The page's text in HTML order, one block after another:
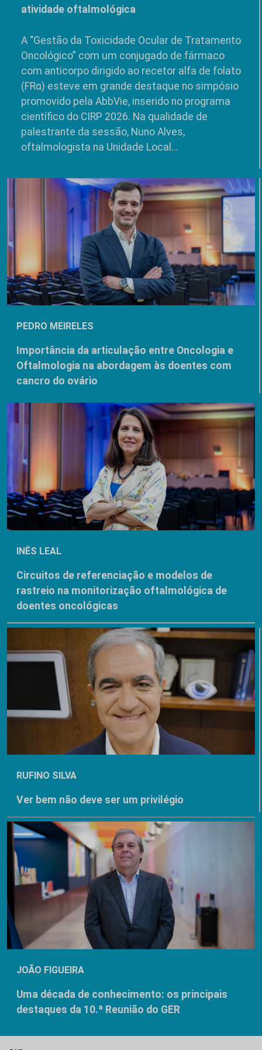
atividade oftalmológica
A “Gestão da Toxicidade Ocular de Tratamento
Oncológico” com um conjugado de fármaco
com anticorpo dirigido ao recetor alfa de folato
(FRα) esteve em grande destaque no simpósio
promovido pela AbbVie, inserido no programa
científico do CIRP 2026. Na qualidade de
palestrante da sessão, Nuno Alves,
oftalmologista na Unidade Local…
PEDRO MEIRELES
Importância da articulação entre Oncologia e
Oftalmologia na abordagem às doentes com
cancro do ovário
INÊS LEAL
Circuitos de referenciação e modelos de
rastreio na monitorização oftalmológica de
doentes oncológicas
RUFINO SILVA
Ver bem não deve ser um privilégio
JOÃO FIGUEIRA
Uma década de conhecimento: os principais
destaques da 10.ª Reunião do GER